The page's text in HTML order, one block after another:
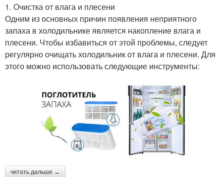
1. Очистка от влага и плесени
Одним из основных причин появления неприятного
запаха в холодильнике является накопление влага и
плесени. Чтобы избавиться от этой проблемы, следует
регулярно очищать холодильник от влага и плесени. Для
этого можно использовать следующие инструменты:
читать дальше →